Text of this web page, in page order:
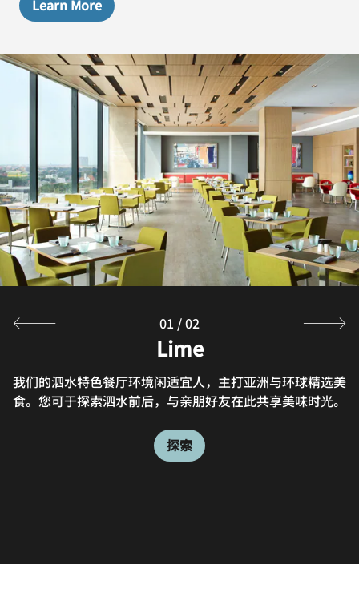
Learn More
Lime
我们的泗水特色餐厅环境闲适宜人，主打亚洲与环球精选美
食。您可于探索泗水前后，与亲朋好友在此共享美味时光。
探索
Botanique Lounge
There's no better way to begin your day in Indonesia
than with breakfast at this casual yet welcoming
snack.
01 /02